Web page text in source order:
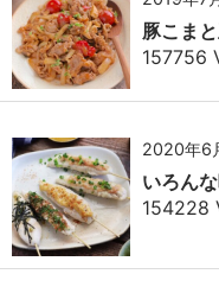
豚こま
157756
2020年6
いろん
154228